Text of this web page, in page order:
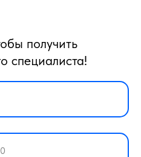
получить
специалиста!